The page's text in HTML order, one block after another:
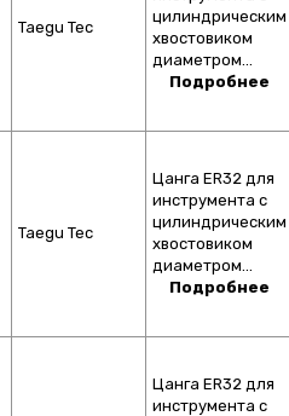
Taegu Tec
цилиндрическим
хвостовиком
диаметром…
Подробнее
Taegu Tec
Цанга ER32 для
инструмента с
цилиндрическим
хвостовиком
диаметром…
Подробнее
Цанга ER32 для
инструмента с